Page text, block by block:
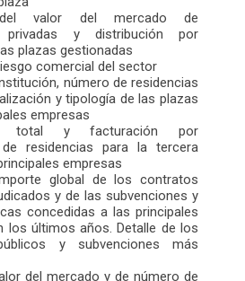
del valor del mercado de
privadas y distribución por
plazas gestionadas
comercial del sector
número de residencias
y tipología de las plazas
empresas
total y facturación por
residencias para la tercera
empresas
global de los contratos
y de las subvenciones y
concedidas a las principales
los últimos años. Detalle de los
y subvenciones más
del mercado y de número de